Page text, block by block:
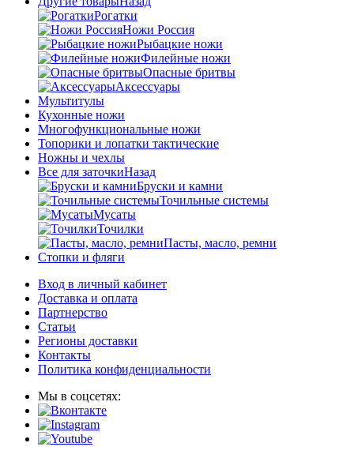
Рогатки
Ножи Россия
Рыбацкие ножи
Филейные ножи
Опасные бритвы
Аксессуары
Мультитулы
Кухонные ножи
Многофункциональные ножи
Топорики и лопатки тактические
Ножны и чехлы
Все для заточкиНазад
Бруски и камни
Точильные системы
Мусаты
Точилки
Пасты, масло, ремни
Стопки и фляги
Вход в личный кабинет
Доставка и оплата
Партнерство
Статьи
Регионы доставки
Контакты
Политика конфиденциальности
Мы в соцсетях: